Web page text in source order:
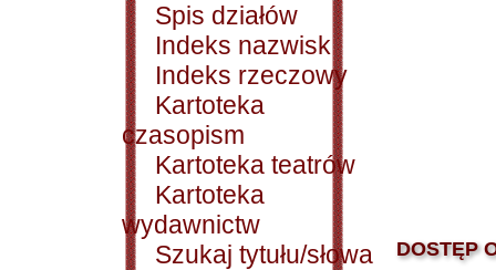
Spis działów
Indeks nazwisk
Indeks rzeczowy
Kartoteka
czasopism
Kartoteka teatrów
Kartoteka
wydawnictw
Szukaj tytułu/słowa
DOSTĘP